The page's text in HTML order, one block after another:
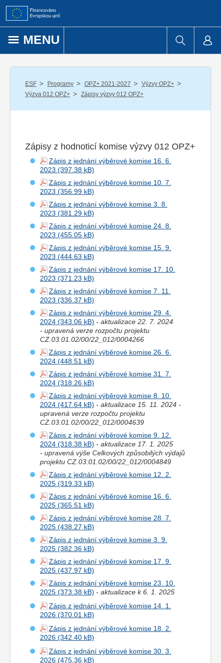
Přejít k obsahu
MENU
ESF / Programy / OPZ+ 2021-2027 / Výzvy OPZ+ /
Výzva 012 OPZ+ / Zápisy výzvy 012 OPZ+
Zápisy z hodnoticí komise výzvy 012 OPZ+
Zápis z jednání výběrové komise 16. 6.
2023
Zápis z jednání výběrové komise 10. 7.
2023
Zápis z jednání výběrové komise 3. 8.
2023
Zápis z jednání výběrové komise 24. 8.
2023
Zápis z jednání výběrové komise 15. 9.
2023
Zápis z jednání výběrové komise 17. 10.
2023
Zápis z jednání výběrové komise 7. 11.
2023
Zápis z jednání výběrové komise 29. 4.
2024
- aktualizace 22. 7. 2024
- upravená verze rozpočtu projektu
CZ.03.01.02/00/22_012/0004266
Zápis z jednání výběrové komise 26. 6.
2024
Zápis z jednání výběrové komise 31. 7.
2024
Zápis z jednání výběrové komise 8. 10.
2024
- aktualizace 15. 11. 2024 -
upravená verze rozpočtu projektu
CZ.03.01.02/00/22_012/0004639
Zápis z jednání výběrové komise 9. 12.
2024
- aktualizace 17. 1. 2025
- upravená výše Celkových způsobilých výdajů
projektu CZ.03.01.02/00/22_012/0004849
Zápis z jednání výběrové komise 12. 2.
2025
Zápis z jednání výběrové komise 16. 6.
2025
Zápis z jednání výběrové komise 28. 7.
2025
Zápis z jednání výběrové komise 3. 9.
2025
Zápis z jednání výběrové komise 17. 9.
2025
Zápis z jednání výběrové komise 23. 10.
2025
- aktualizace k 6. 1. 2025
Zápis z jednání výběrové komise 14. 1.
2026
Zápis z jednání výběrové komise 18. 2.
2026
Zápis z jednání výběrové komise 30. 3.
2026